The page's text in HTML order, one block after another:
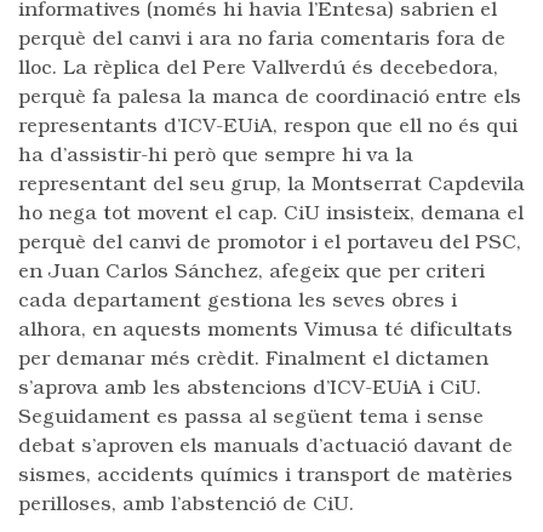
informatives (només hi havia l’Entesa) sabrien el
perquè del canvi i ara no faria comentaris fora de
lloc. La rèplica del Pere Vallverdú és decebedora,
perquè fa palesa la manca de coordinació entre els
representants d’ICV-EUiA, respon que ell no és qui
ha d’assistir-hi però que sempre hi va la
representant del seu grup, la Montserrat Capdevila
ho nega tot movent el cap. CiU insisteix, demana el
perquè del canvi de promotor i el portaveu del PSC,
en Juan Carlos Sánchez, afegeix que per criteri
cada departament gestiona les seves obres i
alhora, en aquests moments Vimusa té dificultats
per demanar més crèdit. Finalment el dictamen
s’aprova amb les abstencions d’ICV-EUiA i CiU.
Seguidament es passa al següent tema i sense
debat s’aproven els manuals d’actuació davant de
sismes, accidents químics i transport de matèries
perilloses, amb l’abstenció de CiU.